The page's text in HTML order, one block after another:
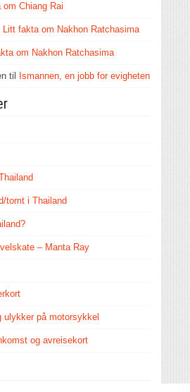
om Chiang Rai
Litt fakta om Nakhon Ratchasima
om Nakhon Ratchasima
til Ismannen, en jobb for evigheten
tomt i Thailand
– Manta Ray
ulykker på motorsykkel
og avreisekort